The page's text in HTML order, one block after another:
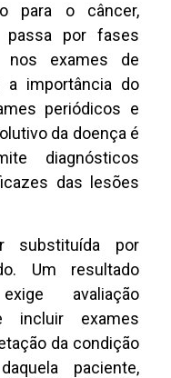
para o câncer,
por fases
nos exames de
a importância do
periódicos e
da doença é
diagnósticos
das lesões
substituída por
Um resultado
avaliação
incluir exames
da condição
paciente,